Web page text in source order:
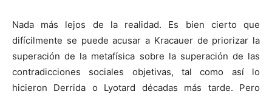
Nada más lejos de la realidad. Es bien cierto que
difícilmente se puede acusar a Kracauer de priorizar la
superación de la metafísica sobre la superación de las
contradicciones sociales objetivas, tal como así lo
hicieron Derrida o Lyotard décadas más tarde. Pero